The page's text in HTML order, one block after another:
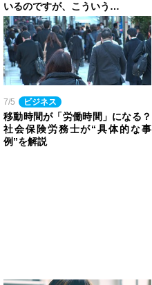
いるのですが、こういう…
7/5 ビジネス
移動時間が「労働時間」になる？
社会保険労務士が“具体的な事
例”を解説